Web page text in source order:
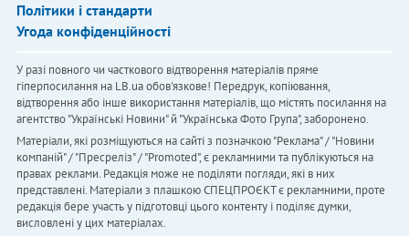
Політики і стандарти
Угода конфіденційності
У разі повного чи часткового відтворення матеріалів пряме
гіперпосилання на LB.ua обов'язкове! Передрук, копіювання,
відтворення або інше використання матеріалів, що містять посилання на
агентство "Українськi Новини" й "Українська Фото Група", заборонено.
Матеріали, які розміщуються на сайті з позначкою "Реклама" / "Новини
компаній" / "Пресреліз" / "Promoted", є рекламними та публікуються на
правах реклами. Редакція може не поділяти погляди, які в них
представлені. Матеріали з плашкою СПЕЦПРОЄКТ є рекламними, проте
редакція бере участь у підготовці цього контенту і поділяє думки,
висловлені у цих матеріалах.